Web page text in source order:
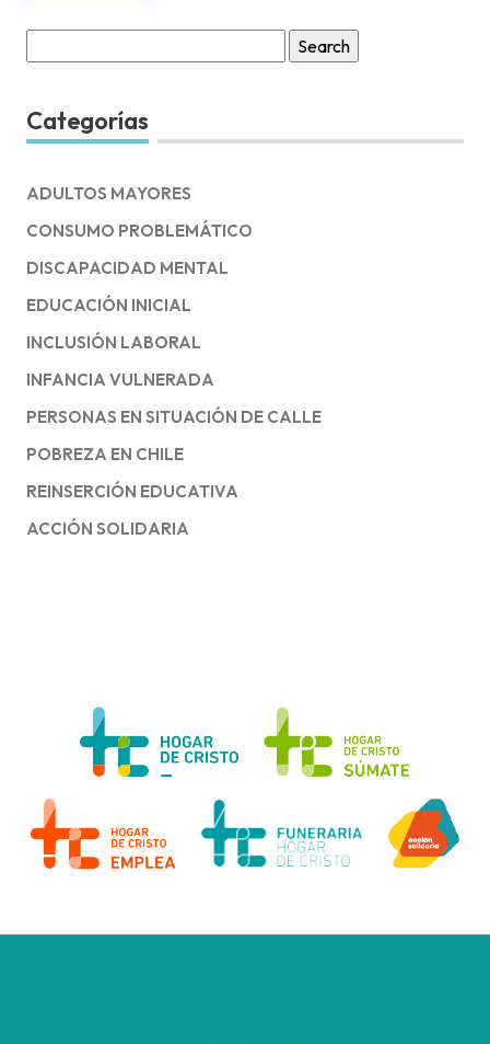
for:
Categorías
ADULTOS MAYORES
CONSUMO PROBLEMÁTICO
DISCAPACIDAD MENTAL
EDUCACIÓN INICIAL
INCLUSIÓN LABORAL
INFANCIA VULNERADA
PERSONAS EN SITUACIÓN DE CALLE
POBREZA EN CHILE
REINSERCIÓN EDUCATIVA
ACCIÓN SOLIDARIA